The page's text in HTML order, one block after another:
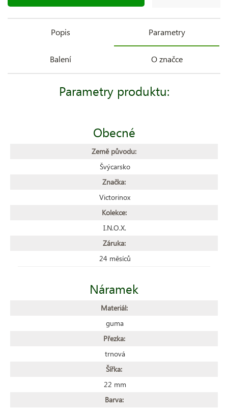
Popis Parametry
Balení O značce
Parametry produktu:
Obecné
Země původu:
Švýcarsko
Značka:
Victorinox
Kolekce:
I.N.O.X.
Záruka:
24 měsíců
Náramek
Materiál:
guma
Přezka:
trnová
Šířka:
22 mm
Barva: